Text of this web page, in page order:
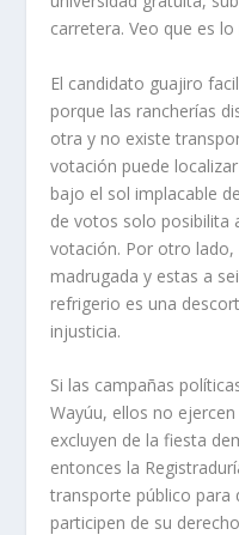
carretera. Veo que es
El candidato guajiro
porque las rancherías
otra y no existe
votación puede
bajo el sol implacable
de votos solo posibilita
votación. Por otro
madrugada y estas a
refrigerio es una
injusticia.
Si las campañas
Wayúu, ellos no
excluyen de la fiesta
entonces la
transporte público para
participen de su